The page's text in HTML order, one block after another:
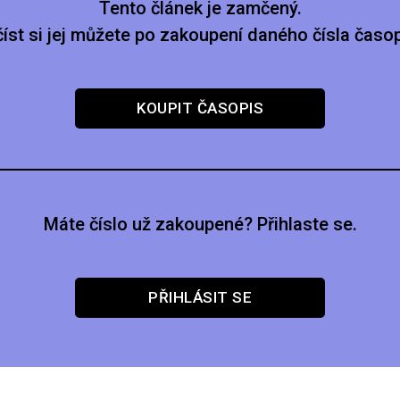
Tento článek je zamčený.
si jej můžete po zakoupení daného čísla
KOUPIT ČASOPIS
Máte číslo už zakoupené? Přihlaste se.
PŘIHLÁSIT SE